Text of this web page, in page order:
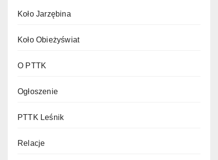
Koło Jarzębina
Koło Obieżyświat
O PTTK
Ogłoszenie
PTTK Leśnik
Relacje